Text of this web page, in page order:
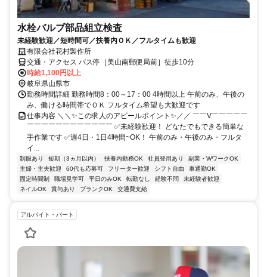
水栓バルブ部品組立検査
未経験歓迎／短時間可／扶養内ＯＫ／フルタイムも歓迎
有限会社花村製作所
交通・アクセス バス停［美山南郵便局前］徒歩10分
時給1,100円以上
岐阜県山県市
勤務時間詳細 勤務時間8：00～17：00 4時間以上 午前のみ、午後の
み、働ける時間帯でＯＫ フルタイム希望も大歓迎です
仕事内容 ＼＼✨この求人のアピールポイント✨／／ ￣￣V￣￣￣￣￣
￣￣￣￣￣￣￣￣￣￣￣￣ ✅未経験歓迎！ どなたでもできる簡単な
手作業です ✅週4日・1日4時間~OK！ 午前のみ・午後のみ・フルタ
イ...
制服あり 短期（3ヵ月以内） 扶養内勤務OK 社員登用あり
副業・WワークOK
主婦・主夫歓迎
60代も応募可 フリーター歓迎 シフト自由
車通勤OK
固定時間制
職場見学可 平日のみOK 転勤なし 経験不問
未経験者歓迎
ネイルOK
賞与あり ブランクOK 交通費支給
アルバイト・パート